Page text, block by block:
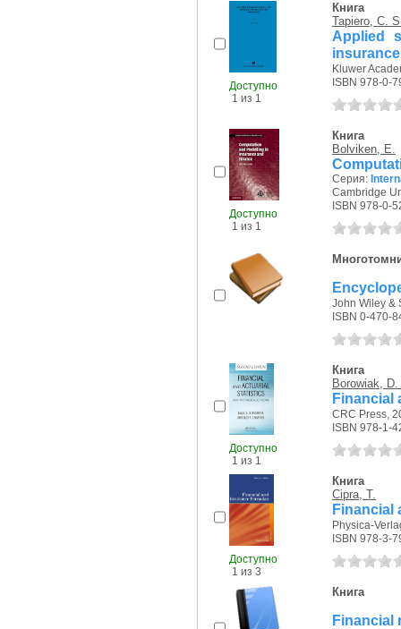
Доступно
1 из 1
Книга
Tapiero, C.
Applied
insurance
Kluwer
ISBN 978-0-
Доступно
1 из 1
Книга
Bolviken, E.
Серия:
Cambridge
ISBN 978-0-
John Wiley &
ISBN 0-470-
Доступно
1 из 1
Книга
Borowiak,
Financial
CRC Press,
ISBN 978-1-
Доступно
1 из 3
Книга
Cipra, T.
Financial
Physica-
ISBN 978-3-
Книга
Financial